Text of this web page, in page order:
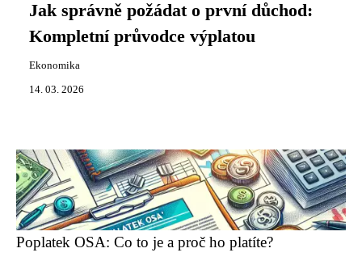
Jak správně požádat o první důchod:
Kompletní průvodce výplatou
Ekonomika
14. 03. 2026
Poplatek OSA: Co to je a proč ho platíte?